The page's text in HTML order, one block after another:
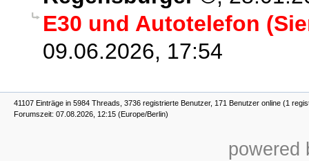
E30 und Autotelefon
09.06.2026, 17:54
41107 Einträge in 5984 Threads, 3736 registrierte Benutzer, 171 Benutzer online (1
Forumszeit: 07.08.2026, 12:15 (Europe/Berlin)
powered